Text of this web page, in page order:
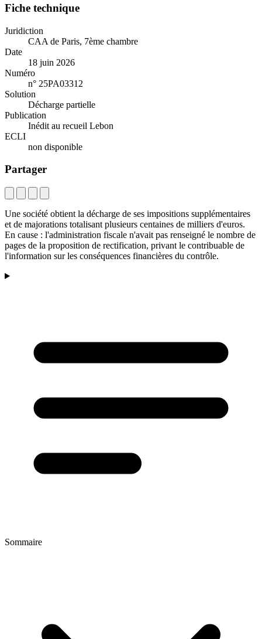
Fiche technique
Juridiction
CAA de Paris, 7ème chambre
Date
18 juin 2026
Numéro
n° 25PA03312
Solution
Décharge partielle
Publication
Inédit au recueil Lebon
ECLI
non disponible
Partager
Une société obtient la décharge de ses impositions supplémentaires
et de majorations totalisant plusieurs centaines de milliers d'euros.
En cause : l'administration fiscale n'avait pas renseigné le nombre de
pages de la proposition de rectification, privant le contribuable de
l'information sur les conséquences financières du contrôle.
Sommaire